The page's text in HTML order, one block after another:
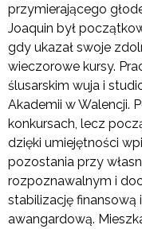
przymierającego
Joaquin był
gdy ukazał swoje
wieczorowe kursy.
ślusarskim wuja i
Akademii w Walencji.
konkursach, lecz
dzięki umiejętności
pozostania przy
rozpoznawalnym i
stabilizację
awangardową.